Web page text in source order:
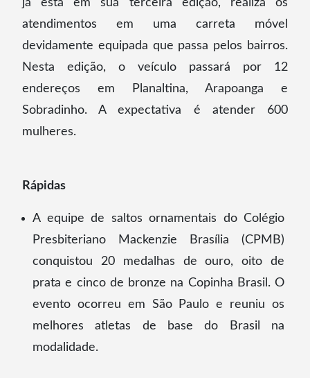
atendimentos em uma carreta móvel
devidamente equipada que passa pelos bairros.
Nesta edição, o veículo passará por 12
endereços em Planaltina, Arapoanga e
Sobradinho. A expectativa é atender 600
mulheres.
Rápidas
A equipe de saltos ornamentais do Colégio
Presbiteriano Mackenzie Brasília (CPMB)
conquistou 20 medalhas de ouro, oito de
prata e cinco de bronze na Copinha Brasil. O
evento ocorreu em São Paulo e reuniu os
melhores atletas de base do Brasil na
modalidade.